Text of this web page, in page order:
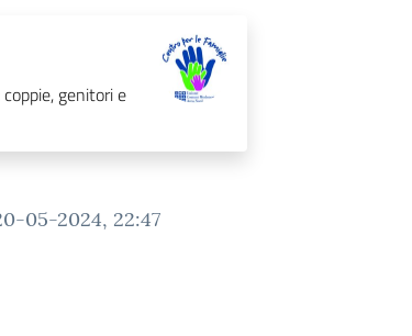
genitori e
05-2024, 22:47